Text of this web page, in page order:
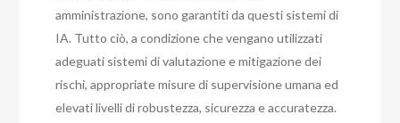
amministrazione, sono garantiti da questi sistemi di
IA. Tutto ciò, a condizione che vengano utilizzati
adeguati sistemi di valutazione e mitigazione dei
rischi, appropriate misure di supervisione umana ed
elevati livelli di robustezza, sicurezza e accuratezza.